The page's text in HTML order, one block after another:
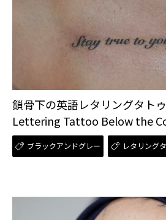
鎖骨下の英語レタリングタト
Lettering Tattoo Below the
ブラックアンドグレー レタリング